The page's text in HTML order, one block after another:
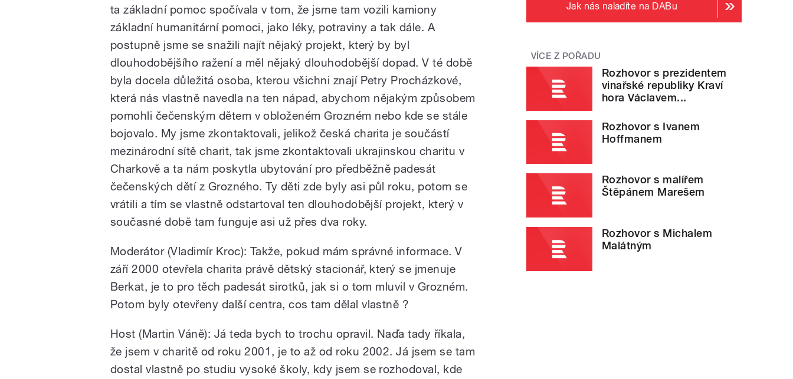
ta základní pomoc spočívala v tom, že jsme tam vozili kamiony
základní humanitární pomoci, jako léky, potraviny a tak dále. A
postupně jsme se snažili najít nějaký projekt, který by byl
dlouhodobějšího ražení a měl nějaký dlouhodobější dopad. V té době
byla docela důležitá osoba, kterou všichni znají Petry Procházkové,
která nás vlastně navedla na ten nápad, abychom nějakým způsobem
pomohli čečenským dětem v obloženém Grozném nebo kde se stále
bojovalo. My jsme zkontaktovali, jelikož česká charita je součástí
mezinárodní sítě charit, tak jsme zkontaktovali ukrajinskou charitu v
Charkově a ta nám poskytla ubytování pro předběžně padesát
čečenských dětí z Grozného. Ty děti zde byly asi půl roku, potom se
vrátili a tím se vlastně odstartoval ten dlouhodobější projekt, který v
současné době tam funguje asi už přes dva roky.
Moderátor (Vladimír Kroc): Takže, pokud mám správné informace. V
září 2000 otevřela charita právě dětský stacionář, který se jmenuje
Berkat, je to pro těch padesát sirotků, jak si o tom mluvil v Grozném.
Potom byly otevřeny další centra, cos tam dělal vlastně ?
Host (Martin Váně): Já teda bych to trochu opravil. Naďa tady říkala,
že jsem v charitě od roku 2001, je to až od roku 2002. Já jsem se tam
dostal vlastně po studiu vysoké školy, kdy jsem se rozhodoval, kde
Jak nás naladíte na DABu
VÍCE Z POŘADU
Rozhovor s prezidentem
vinařské republiky Kraví
hora Václavem...
Rozhovor s Ivanem
Hoffmanem
Rozhovor s malířem
Štěpánem Marešem
Rozhovor s Michalem
Malátným